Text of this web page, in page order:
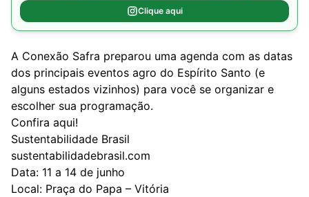
Clique aqui
A Conexão Safra preparou uma agenda com as datas
dos principais eventos agro do Espírito Santo (e
alguns estados vizinhos) para você se organizar e
escolher sua programação.
Confira aqui!
Sustentabilidade Brasil
sustentabilidadebrasil.com
Data: 11 a 14 de junho
Local: Praça do Papa – Vitória